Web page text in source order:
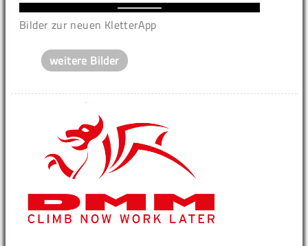
Bilder zur neuen KletterApp
weitere Bilder